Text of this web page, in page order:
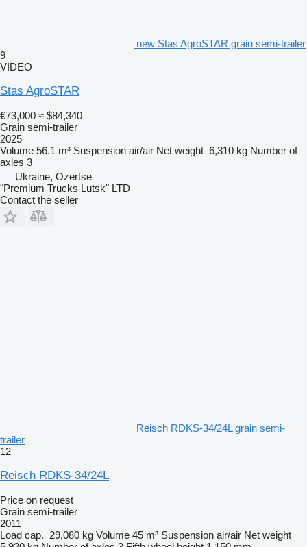
new Stas AgroSTAR grain semi-trailer
9
VIDEO
Stas AgroSTAR
€73,000 ≈ $84,340
Grain semi-trailer
2025
Volume 56.1 m³ Suspension air/air Net weight 6,310 kg Number of
axles 3
Ukraine, Ozertse
"Premium Trucks Lutsk" LTD
Contact the seller
Reisch RDKS-34/24L grain semi-
trailer
12
Reisch RDKS-34/24L
Price on request
Grain semi-trailer
2011
Load cap. 29,080 kg Volume 45 m³ Suspension air/air Net weight